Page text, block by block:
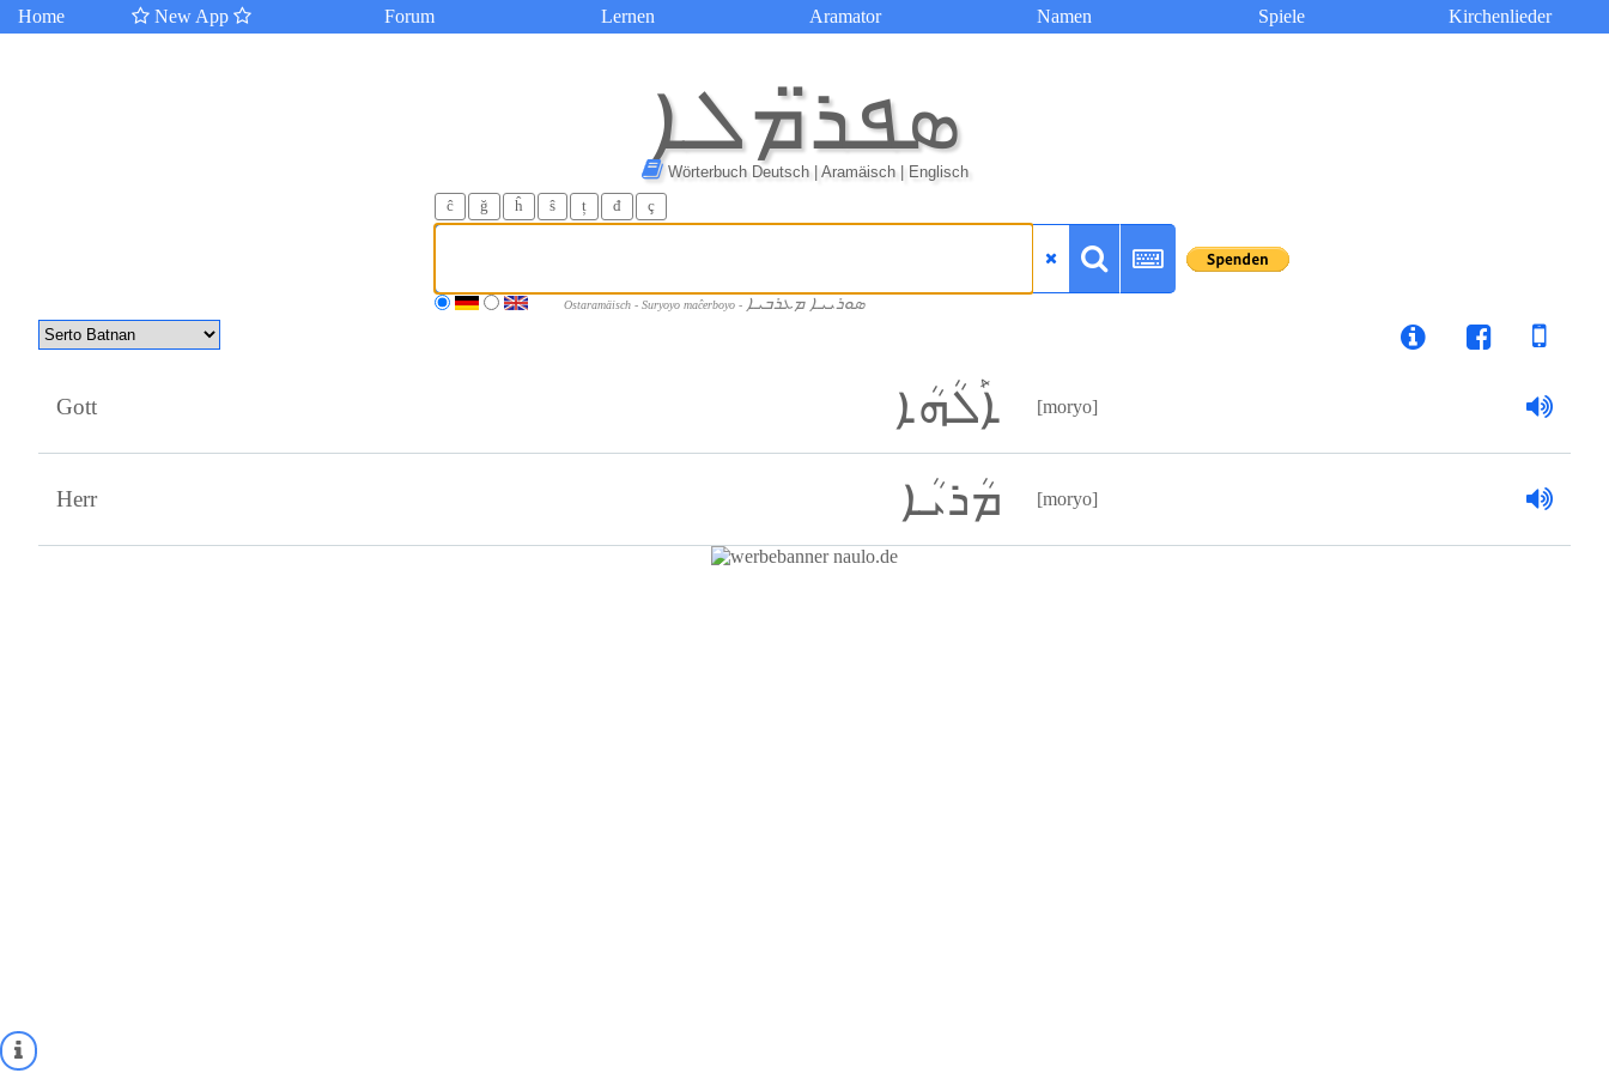
Home New App Forum Lernen Aramator Namen Spiele Kirchenlieder
ܣܦܪ̈ܡܠܐ
Wörterbuch Deutsch | Aramäisch | Englisch
ĉ ğ ĥ ŝ ț đ ç
Ostaramäisch - Suryoyo maĉerboyo - ܣܘܪܝܝܐ ܡܥܪܒܝܐ
Gott ܐܰܠܳܗܳܐ [moryo]
Herr ܡܳܪܝܳܐ [moryo]